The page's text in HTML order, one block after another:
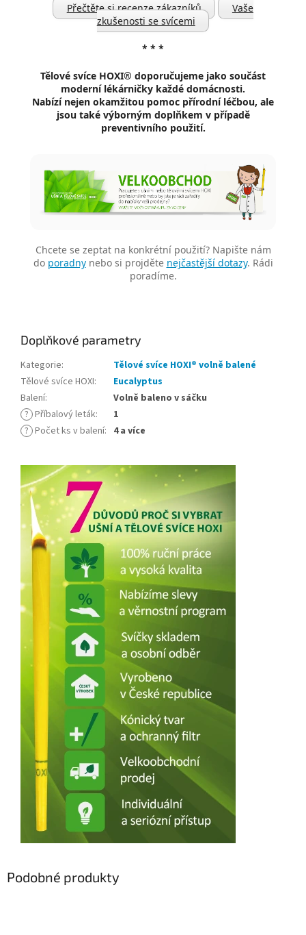
Přečtěte si recenze zákazníků
Vaše
zkušenosti se svícemi
* * *
Tělové svíce HOXI® doporučujeme jako součást
moderní lékárničky každé domácnosti.
Nabízí nejen okamžitou pomoc přírodní léčbou, ale
jsou také výborným doplňkem v případě
preventivního použití.
Chcete se zeptat na konkrétní použití? Napište nám
do poradnynebo si projděte nejčastější dotazy. Rádi
poradíme.
Doplňkové parametry
Kategorie:
Tělové svíce HOXI® volně balené
Tělové svíce HOXI:
Eucalyptus
Balení:
Volně baleno v sáčku
? Příbalový leták:
1
? Počet ks v balení: 4 a více
Podobné produkty